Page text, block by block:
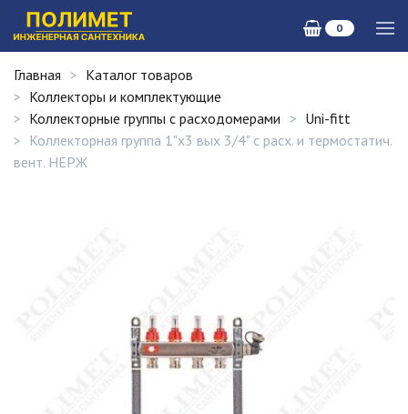
0
Главная
Каталог товаров
Коллекторы и комплектующие
Коллекторные группы с расходомерами
Uni-fitt
Коллекторная группа 1"х3 вых 3/4" с расх. и термостатич.
вент. НЕРЖ